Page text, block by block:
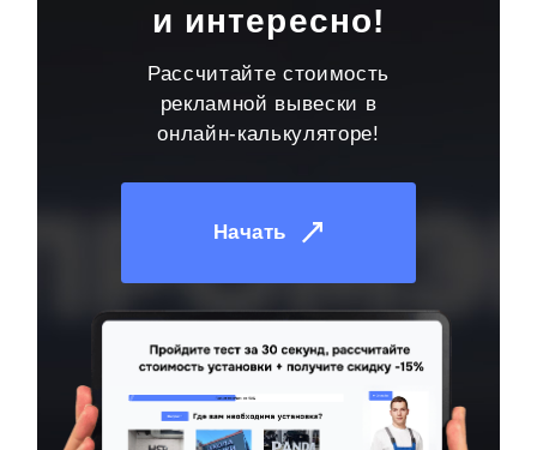
и интересно!
Рассчитайте стоимость
рекламной вывески в
онлайн-калькуляторе!
Начать